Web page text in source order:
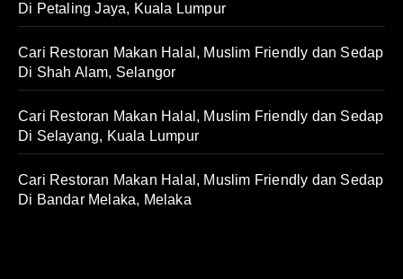
Di Petaling Jaya, Kuala Lumpur
Cari Restoran Makan Halal, Muslim Friendly dan Sedap
Di Shah Alam, Selangor
Cari Restoran Makan Halal, Muslim Friendly dan Sedap
Di Selayang, Kuala Lumpur
Cari Restoran Makan Halal, Muslim Friendly dan Sedap
Di Bandar Melaka, Melaka